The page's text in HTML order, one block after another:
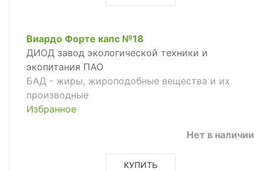
Виардо Форте капс №18
ДИОД завод экологической техники и
экопитания ПАО
БАД - жиры, жироподобные вещества и их
производные
Избранное
Нет в наличии
КУПИТЬ